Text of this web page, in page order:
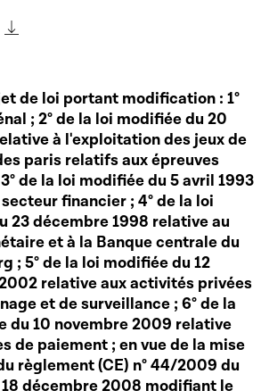
de loi portant modification : 1°
; 2° de la loi modifiée du 20
à l'exploitation des jeux de
paris relatifs aux épreuves
de la loi modifiée du 5 avril 1993
financier ; 4° de la loi
23 décembre 1998 relative au
et à la Banque centrale du
; 5° de la loi modifiée du 12
relative aux activités privées
et de surveillance ; 6° de la
du 10 novembre 2009 relative
de paiement ; en vue de la mise
règlement (CE) n° 44/2009 du
décembre 2008 modifiant le